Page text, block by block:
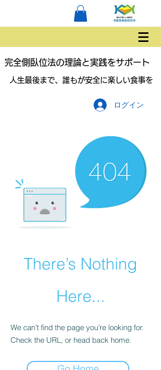
完全側臥位法の理論と実践をサポート
人生最後まで、誰もが安全に楽しい食事を
ログイン
There’s Nothing
Here...
We can’t find the page you’re looking for.
Check the URL, or head back home.